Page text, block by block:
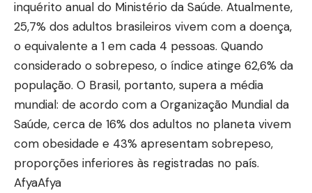
inquérito anual do Ministério da Saúde. Atualmente,
25,7% dos adultos brasileiros vivem com a doença,
o equivalente a 1 em cada 4 pessoas. Quando
considerado o sobrepeso, o índice atinge 62,6% da
população. O Brasil, portanto, supera a média
mundial: de acordo com a Organização Mundial da
Saúde, cerca de 16% dos adultos no planeta vivem
com obesidade e 43% apresentam sobrepeso,
proporções inferiores às registradas no país.
AfyaAfya